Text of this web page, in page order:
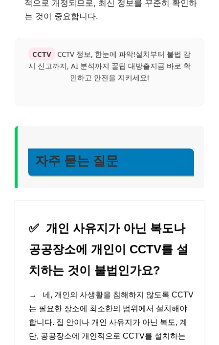
적으로 개정되므로, 최신 정보를 꾸준히 확인하
는 것이 중요합니다.
CCTV
CCTV 정보, 한눈에 파악!설치부터 불법 감
시 신고까지, AI 분석까지 꿀팁 대방출지금 바로 확
인하고 안전을 지키세요!
자주 묻는 질문
✅ 개인 사유지가 아닌 복도나
공공장소에 개인이 CCTV를 설
치하는 것이 불법인가요?
→
네, 개인의 사생활을 침해하지 않도록 CCTV
는 필요한 장소에 최소한의 범위에서 설치해야
합니다. 집 안이나 개인 사유지가 아닌 복도, 계
단, 공공장소에 개인적으로 CCTV를 설치하는